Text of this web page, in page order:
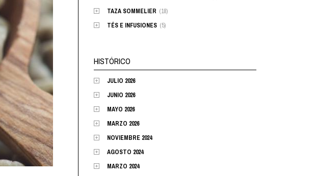
TAZA SOMMELIER (18)
TÉS E INFUSIONES (5)
HISTÓRICO
JULIO 2026
JUNIO 2026
MAYO 2026
MARZO 2026
NOVIEMBRE 2024
AGOSTO 2024
MARZO 2024